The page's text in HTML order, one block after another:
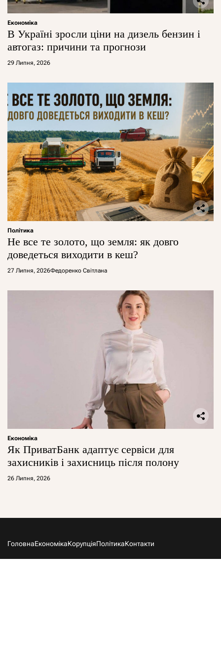
Економіка
В Україні зросли ціни на дизель бензин і
автогаз: причини та прогнози
29 Липня, 2026
Політика
Не все те золото, що земля: як довго
доведеться виходити в кеш?
27 Липня, 2026Федоренко Світлана
Економіка
Як ПриватБанк адаптує сервіси для
захисників і захисниць після полону
26 Липня, 2026
ГоловнаЕкономікаКорупціяПолітикаКонтакти